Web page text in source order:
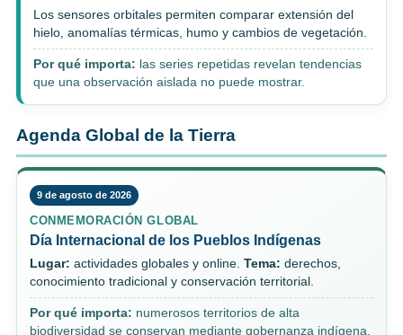
Los sensores orbitales permiten comparar extensión del
hielo, anomalías térmicas, humo y cambios de vegetación.
Por qué importa: las series repetidas revelan tendencias
que una observación aislada no puede mostrar.
Agenda Global de la Tierra
9 de agosto de 2026
CONMEMORACIÓN GLOBAL
Día Internacional de los Pueblos Indígenas
Lugar: actividades globales y online. Tema: derechos,
conocimiento tradicional y conservación territorial.
Por qué importa: numerosos territorios de alta
biodiversidad se conservan mediante gobernanza indígena.